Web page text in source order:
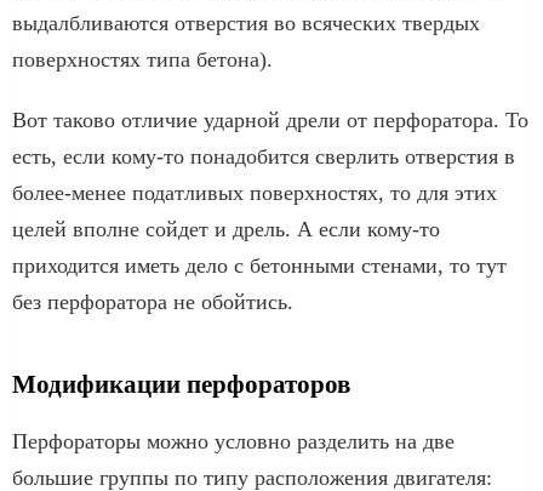
выдалбливаются отверстия во всяческих твердых
поверхностях типа бетона).
Вот таково отличие ударной дрели от перфоратора. То
есть, если кому-то понадобится сверлить отверстия в
более-менее податливых поверхностях, то для этих
целей вполне сойдет и дрель. А если кому-то
приходится иметь дело с бетонными стенами, то тут
без перфоратора не обойтись.
Модификации перфораторов
Перфораторы можно условно разделить на две
большие группы по типу расположения двигателя: